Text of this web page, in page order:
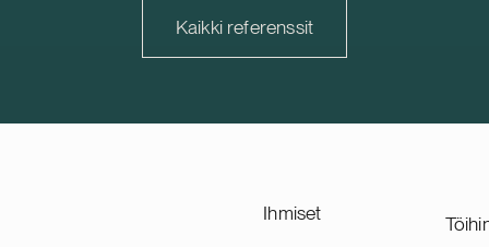
joka on suunniteltu
kehittäjä.
kehittyvä ja strategisesti
Kaikki referenssit
Ihmiset